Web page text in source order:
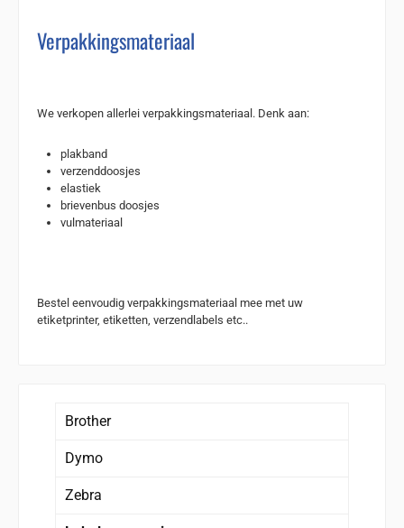
Verpakkingsmateriaal
We verkopen allerlei verpakkingsmateriaal. Denk aan:
plakband
verzenddoosjes
elastiek
brievenbus doosjes
vulmateriaal
Bestel eenvoudig verpakkingsmateriaal mee met uw
etiketprinter, etiketten, verzendlabels etc..
Brother
Dymo
Zebra